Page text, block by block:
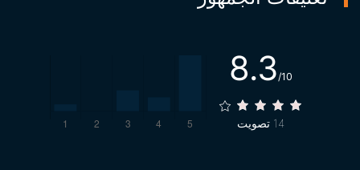
8.3/10
تصويت